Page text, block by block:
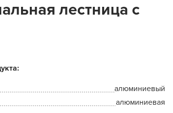
лестница с
алюминиевый
алюминиевая